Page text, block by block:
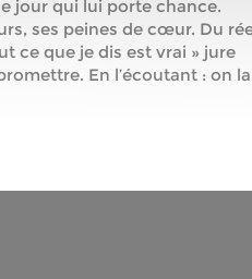
jour qui lui porte chance.
ses peines de cœur. Du
ce que je dis est vrai » jure
En l’écoutant : on la